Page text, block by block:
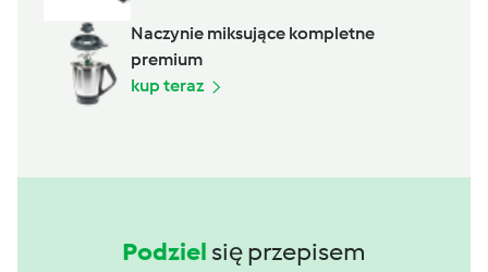
Naczynie miksujące kompletne
premium
kup teraz
Podziel się przepisem